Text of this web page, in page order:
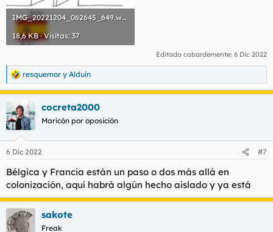
IMG_20221204_062645_649.webp
18,6 KB · Visitas: 37
Editado cobardemente: 6 Dic 2022
R
e
a
c
c
i
e
:
resquemor y Alduin
cocreta2000
Maricón por oposición
6 Dic 2022 #7
Bélgica y Francia están un paso o dos más allá en
colonización, aquí habrá algún hecho aislado y ya está
sakote
Freak